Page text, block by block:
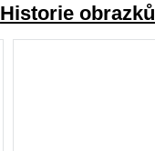
Historie obrazků